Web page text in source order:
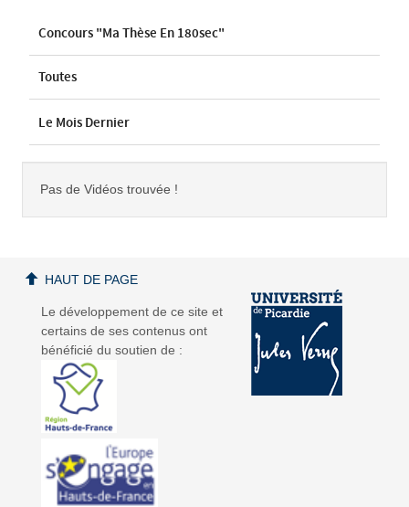
Concours "Ma Thèse En 180sec"
Toutes
Le Mois Dernier
Pas de Vidéos trouvée !
Le développement de ce site et
certains de ses contenus ont
bénéficié du soutien de :
HAUT DE PAGE